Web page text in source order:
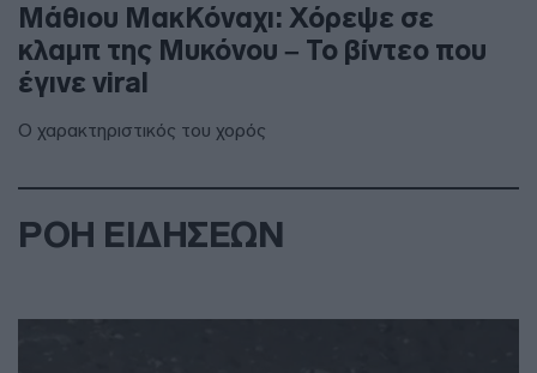
Μάθιου ΜακΚόναχι: Χόρεψε σε
κλαμπ της Μυκόνου – Το βίντεο που
έγινε viral
Ο χαρακτηριστικός του χορός
ΡΟΗ ΕΙΔΗΣΕΩΝ